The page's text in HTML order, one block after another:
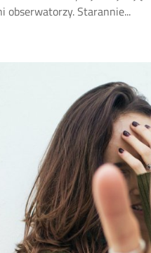
obserwatorzy. Starannie...